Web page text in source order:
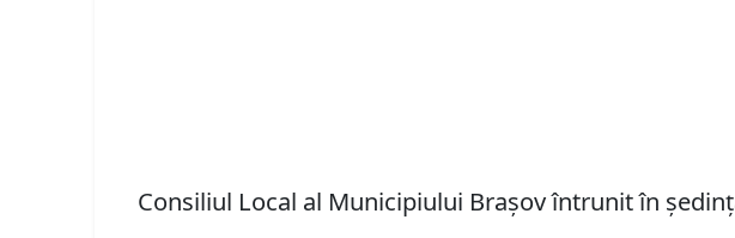
Consiliul Local al Municipiului Braşov întrunit în